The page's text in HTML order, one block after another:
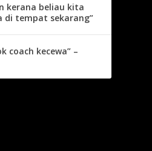
kerana beliau kita
di tempat sekarang”
coach kecewa” –